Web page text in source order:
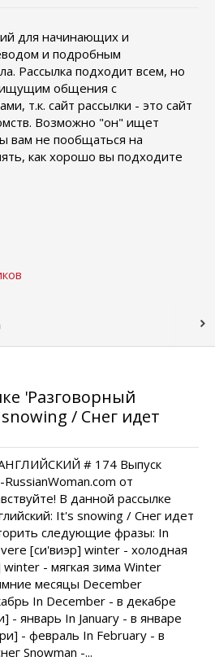
для начинающих и
и подробным
Рассылка подходит всем, но
общения с
т.к. сайт рассылки - это сайт
Возможно "он" ищет
вам не пообщаться на
как хорошо вы подходите
'Разговорный
/ Снег идет
# 174 Выпуск
от
В данной рассылке
It's snowing / Снег идет
следующие фразы: In
[си'виэр] winter - холодная
- мягкая зима Winter
месяцы December
In December - в декабре
- январь In January - в январе
- февраль In February - в
Snowman -...